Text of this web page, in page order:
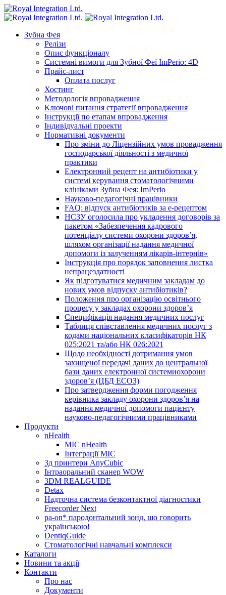
Зубна Фея
Релізи
Опис функціоналу
Системні вимоги для Зубної Феї ImPerio: 4D
Прайс-лист
Оплата послуг
Хостинг
Методологія впровадження
Ключові питання стратегії впровадження
Інструкції по етапам впровадження
Індивідуальні проекти
Нормативні документи
Про зміни до Ліцензійних умов провадження
господарської діяльності з медичної
практики
Електронний рецепт на антибіотики у
системі керування стоматологічними
клініками Зубна Фея: ImPerio
Науково-педагогічні працівники
FAQ: відпуск антибіотиків за е-рецептом
НСЗУ оголосила про укладення договорів за
пакетом «Забезпечення кадрового
потенціалу системи охорони здоров’я,
шляхом організації надання медичної
допомоги із залученням лікарів-інтернів»
Інструкція про порядок заповнення листка
непрацездатності
Як підготуватися медичним закладам до
нових умов відпуску антибіотиків?
Положення про організацію освітнього
процесу у закладах охорони здоров’я
Специфікація надання медичних послуг
Таблиця співставлення медичних послуг з
кодами національних класифікаторів НК
025:2021 та/або НК 026:2021
Щодо необхідності дотримання умов
захищеної передачі даних до центральної
бази даних електронної системиохорони
здоров’я (ЦБД ЕСОЗ)
Про затвердження форми погодження
керівника закладу охорони здоров’я на
надання медичної допомоги пацієнту
науково-педагогічними працівниками
Продукти
nHealth
МІС nHealth
Інтеграції МІС
3д принтери AnyCubic
Інтраоральний сканер WOW
3DM REALGUIDE
Detax
Надточна система безконтактної діагностики
Freecorder Next
pa-on* пародонтальний зонд, що говорить
українською!
DentiqGuide
Стоматологічні навчальні комплекси
Каталоги
Новини та акції
Контакти
Про нас
Документи